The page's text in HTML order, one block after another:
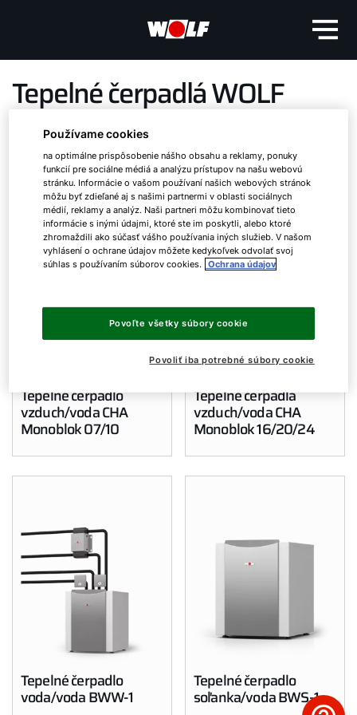
Tepelné čerpadlá WOLF
Ekologické a účinné vykurovanie
Tepelné čerpadlo
vzduch/voda CHA
Monoblok 07/10
Tepelné čerpadlá
vzduch/voda CHA
Monoblok 16/20/24
Tepelné čerpadlo
voda/voda BWW-1
Tepelné čerpadlo
soľanka/voda BWS-1
Ako vám môžeme pomôcť?
Servis
Dôležité odkazy
Kontakty
Servisný portál
WOLF Akadémia
Používame cookies
na optimálne prispôsobenie nášho obsahu a reklamy, ponuky
funkcií pre sociálne médiá a analýzu prístupov na našu webovú
stránku. Informácie o vašom používaní našich webových stránok
môžu byť zdieľané aj s našimi partnermi v oblasti sociálnych
médií, reklamy a analýz. Naši partneri môžu kombinovať tieto
informácie s inými údajmi, ktoré ste im poskytli, alebo ktoré
zhromaždili ako súčasť vášho používania iných služieb. V našom
vyhlásení o ochrane údajov môžete kedykoľvek odvolať svoj
súhlas s používaním súborov cookies. Ochrana údajov
Povoliť iba potrebné súbory cookie
Povoľte všetky súbory cookie